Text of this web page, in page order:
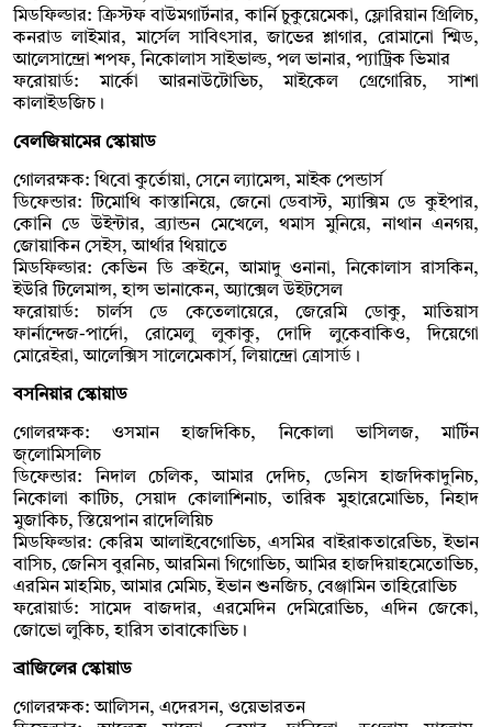
মিডফিল্ডার: ক্রিস্টফ বাউমগার্টনার, কার্নি চুকুয়েমেকা, ফ্লোরিয়ান গ্রিলিচ,
কনরাড লাইমার, মার্সেল সাবিৎসার, জাভের শ্লাগার, রোমানো শ্মিড,
আলেসান্দ্রো শপফ, নিকোলাস সাইভাল্ড, পল ভানার, প্যাট্রিক ভিমার
ফরোয়ার্ড: মার্কো আরনাউটোভিচ, মাইকেল গ্রেগোরিচ, সাশা
কালাইডজিচ।
বেলজিয়ামের স্কোয়াড
গোলরক্ষক: থিবো কুর্তোয়া, সেনে ল্যামেন্স, মাইক পেন্ডার্স
ডিফেন্ডার: টিমোথি কাস্তানিয়ে, জেনো ডেবাস্ট, ম্যাক্সিম ডে কুইপার,
কোনি ডে উইন্টার, ব্র্যান্ডন মেখেলে, থমাস মুনিয়ে, নাথান এনগয়,
জোয়াকিন সেইস, আর্থার থিয়াতে
মিডফিল্ডার: কেভিন ডি ব্রুইনে, আমাদু ওনানা, নিকোলাস রাসকিন,
ইউরি টিলেমান্স, হান্স ভানাকেন, অ্যাক্সেল উইটসেল
ফরোয়ার্ড: চার্লস ডে কেতেলায়েরে, জেরেমি ডোকু, মাতিয়াস
ফার্নান্দেজ-পার্দো, রোমেলু লুকাকু, দোদি লুকেবাকিও, দিয়েগো
মোরেইরা, আলেক্সিস সালেমেকার্স, লিয়ান্দ্রো ত্রোসার্ড।
বসনিয়ার স্কোয়াড
গোলরক্ষক: ওসমান হাজদিকিচ, নিকোলা ভাসিলজ, মার্টিন
জ্লোমিসলিচ
ডিফেন্ডার: নিদাল চেলিক, আমার দেদিচ, ডেনিস হাজদিকাদুনিচ,
নিকোলা কাটিচ, সেয়াদ কোলাশিনাচ, তারিক মুহারেমোভিচ, নিহাদ
মুজাকিচ, স্তিয়েপান রাদেলিয়িচ
মিডফিল্ডার: কেরিম আলাইবেগোভিচ, এসমির বাইরাকতারেভিচ, ইভান
বাসিচ, জেনিস বুরনিচ, আরমিনা গিগোভিচ, আমির হাজদিয়াহমেতোভিচ,
এরমিন মাহমিচ, আমার মেমিচ, ইভান শুনজিচ, বেঞ্জামিন তাহিরোভিচ
ফরোয়ার্ড: সামেদ বাজদার, এরমেদিন দেমিরোভিচ, এদিন জেকো,
জোভো লুকিচ, হারিস তাবাকোভিচ।
ব্রাজিলের স্কোয়াড
গোলরক্ষক: আলিসন, এদেরসন, ওয়েভারতন